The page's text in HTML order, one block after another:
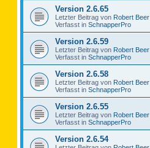
Version 2.6.65
Letzter Beitrag von Robert Beer
Verfasst in SchnapperPro
Version 2.6.59
Letzter Beitrag von Robert Beer
Verfasst in SchnapperPro
Version 2.6.58
Letzter Beitrag von Robert Beer
Verfasst in SchnapperPro
Version 2.6.55
Letzter Beitrag von Robert Beer
Verfasst in SchnapperPro
Version 2.6.54